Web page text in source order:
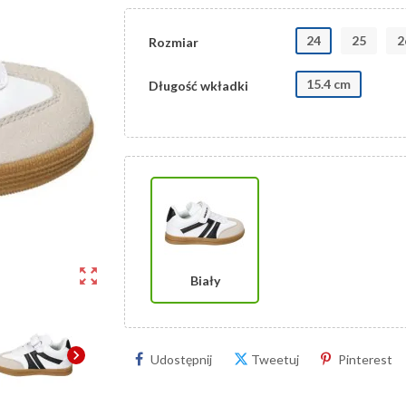
zoom_out_map
chevron_right
Rozmiar 24 25
Długość wkładki 15.4 cm
Biały
Udostępnij Tweetuj Pinterest